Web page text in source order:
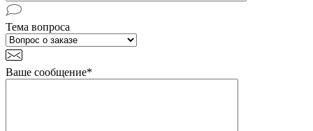
Тема вопроса
Ваше сообщение*